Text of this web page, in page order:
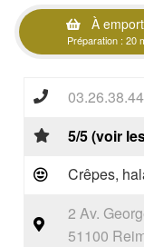
À
Préparation : 20
5/5 (voir
Crêpes,
2 Av.
51100